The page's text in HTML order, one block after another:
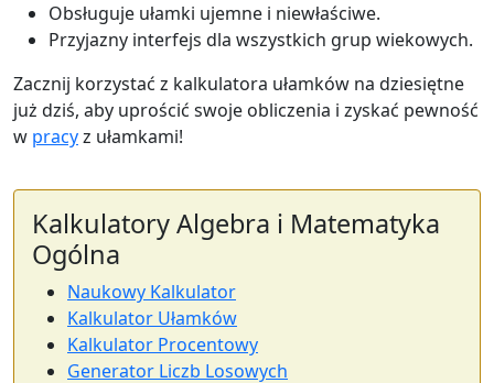
Obsługuje ułamki ujemne i niewłaściwe.
Przyjazny interfejs dla wszystkich grup wiekowych.
Zacznij korzystać z kalkulatora ułamków na dziesiętne
już dziś, aby uprościć swoje obliczenia i zyskać pewność
w pracyz ułamkami!
Kalkulatory Algebra i Matematyka
Ogólna
Naukowy Kalkulator
Kalkulator Ułamków
Kalkulator Procentowy
Generator Liczb Losowych